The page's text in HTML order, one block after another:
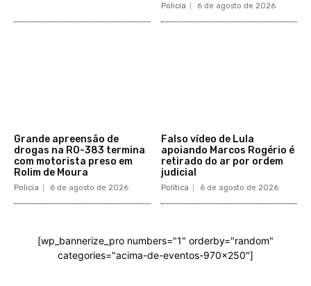
Policia 6 de agosto de 2026
Grande apreensão de
drogas na RO-383 termina
com motorista preso em
Rolim de Moura
Policia 6 de agosto de 2026
Falso vídeo de Lula
apoiando Marcos Rogério é
retirado do ar por ordem
judicial
Política 6 de agosto de 2026
[wp_bannerize_pro numbers="1" orderby="random"
categories="acima-de-eventos-970x250"]